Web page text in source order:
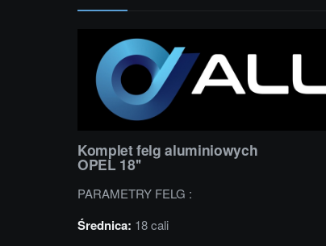
Komplet felg aluminiowych
OPEL 18''
PARAMETRY FELG :
Średnica: 18 cali